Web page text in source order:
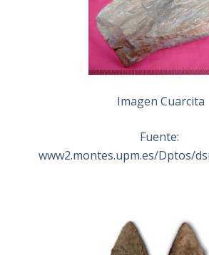
Imagen Cuarcita
Fuente:
www2.montes.upm.es/Dptos/